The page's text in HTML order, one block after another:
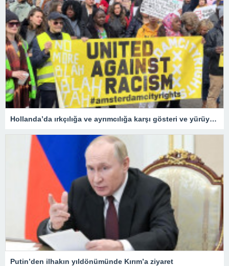
Hollanda’da ırkçılığa ve ayrımcılığa karşı gösteri ve yürüyüş düzenlendi
Putin’den ilhakın yıldönümünde Kırım’a ziyaret